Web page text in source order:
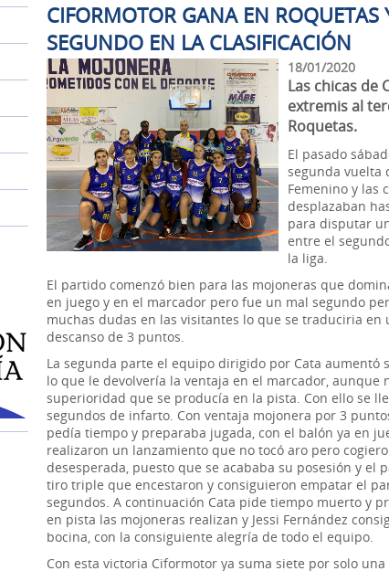
CIFORMOTOR GANA EN ROQUETAS
SEGUNDO EN LA CLASIFICACIÓN
18/01/2020
Las chicas de
extremis al
Roquetas.
El pasado
segunda vuelta
Femenino y las
desplazaban
para disputar
entre el
la liga.
El partido comenzó bien para las mojoneras que
en juego y en el marcador pero fue un mal segundo
muchas dudas en las visitantes lo que se traduciria en
descanso de 3 puntos.
La segunda parte el equipo dirigido por Cata aumentó
lo que le devolvería la ventaja en el marcador, aunque
superioridad que se producía en la pista. Con ello se
segundos de infarto. Con ventaja mojonera por 3
pedía tiempo y preparaba jugada, con el balón ya en
realizaron un lanzamiento que no tocó aro pero
desesperada, puesto que se acababa su posesión y el
tiro triple que encestaron y consiguieron empatar el
segundos. A continuación Cata pide tiempo muerto y
en pista las mojoneras realizan y Jessi Fernández
bocina, con la consiguiente alegría de todo el equipo.
Con esta victoria Ciformotor ya suma siete por solo